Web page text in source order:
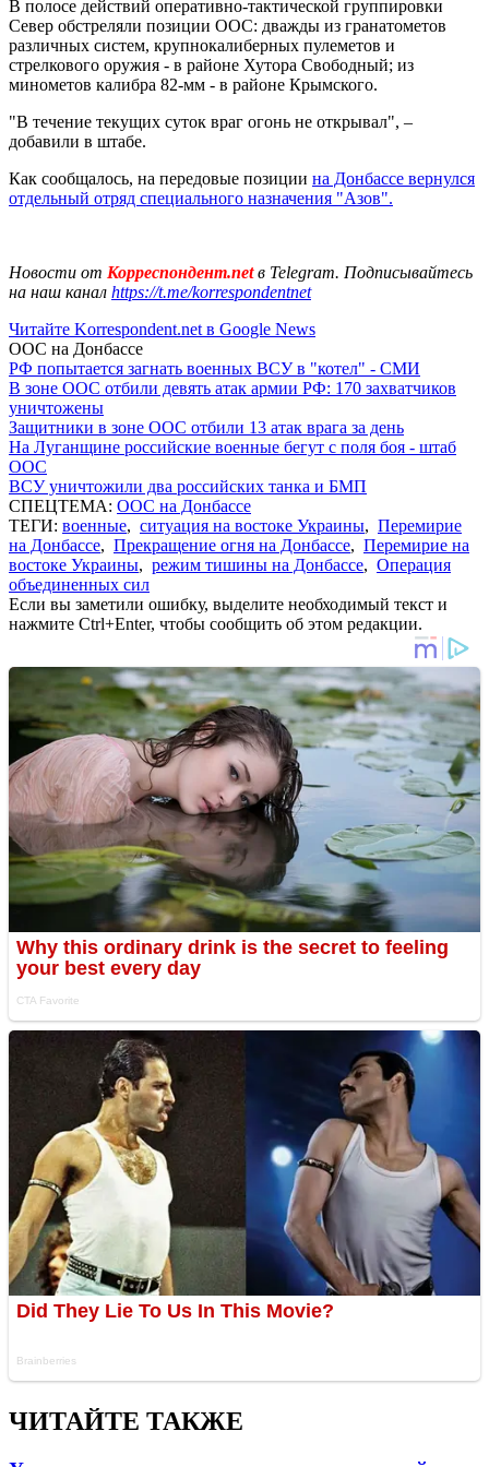
В полосе действий оперативно-тактической группировки
Север обстреляли позиции ООС: дважды из гранатометов
различных систем, крупнокалиберных пулеметов и
стрелкового оружия - в районе Хутора Свободный; из
минометов калибра 82-мм - в районе Крымского.
"В течение текущих суток враг огонь не открывал", –
добавили в штабе.
Как сообщалось, на передовые позиции на Донбассе вернулся
отдельный отряд специального назначения "Азов".
Новости от Корреспондент.netв Telegram. Подписывайтесь
на наш канал https://t.me/korrespondentnet
Читайте Korrespondent.net в Google News
ООС на Донбассе
РФ попытается загнать военных ВСУ в "котел" - СМИ
В зоне ООС отбили девять атак армии РФ: 170 захватчиков
уничтожены
Защитники в зоне ООС отбили 13 атак врага за день
На Луганщине российские военные бегут с поля боя - штаб
ООС
ВСУ уничтожили два российских танка и БМП
СПЕЦТЕМА: ООС на Донбассе
ТЕГИ: военные, ситуация на востоке Украины, Перемирие
на Донбассе, Прекращение огня на Донбассе, Перемирие на
востоке Украины, режим тишины на Донбассе, Операция
объединенных сил
Если вы заметили ошибку, выделите необходимый текст и
нажмите Ctrl+Enter, чтобы сообщить об этом редакции.
ЧИТАЙТЕ ТАКЖЕ